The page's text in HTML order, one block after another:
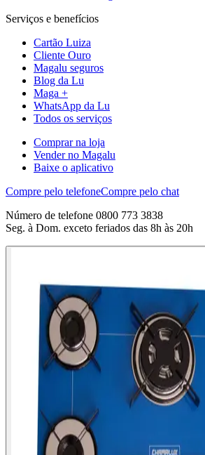
Serviços e benefícios
Cartão Luiza
Cliente Ouro
Magalu seguros
Blog da Lu
Maga +
WhatsApp da Lu
Todos os serviços
Comprar na loja
Vender no Magalu
Baixe o aplicativo
Compre pelo telefoneCompre pelo chat
Número de telefone 0800 773 3838
Seg. à Dom. exceto feriados das 8h às 20h